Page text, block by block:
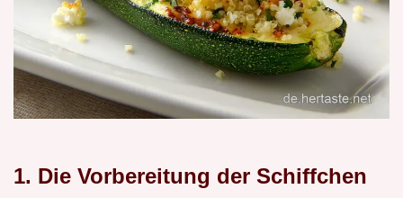
1. Die Vorbereitung der Schiffchen